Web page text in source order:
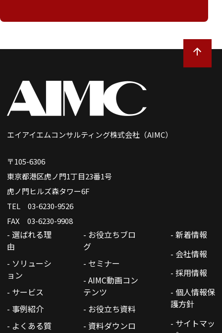
エイアイエムコンサルティング株式会社（AIMC）
〒105-6306
東京都港区虎ノ門1丁目23番1号
虎ノ門ヒルズ森タワー6F
TEL 03-6230-9526
FAX 03-6230-9908
- 選ばれる理
由
- ソリューシ
ョン
- サービス
- 事例紹介
- よくある質
- お役立ちブロ
グ
- セミナー
- AIMC動画コン
テンツ
- お役立ち資料
- 資料ダウンロ
- 新着情報
- 会社情報
- 採用情報
- 個人情報保
護方針
- サイトマッ